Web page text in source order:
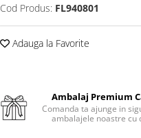
Cod Produs: FL940801
Adauga la Favorite
Ambalaj Premium
Comanda ta ajunge in
ambalajele noastre cu